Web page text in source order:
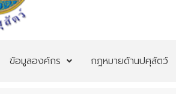
ข้อมูลองค์กร กฎหมายด้านปศุสัตว์